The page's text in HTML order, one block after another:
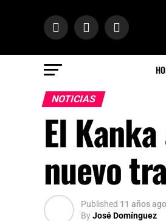
NOTICIAS
El
nuevo
Published 11 años ago
ByJosé Domínguez